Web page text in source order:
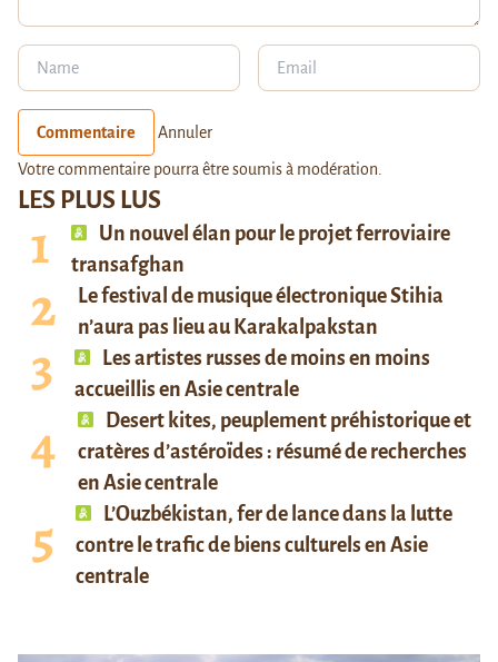
LES PLUS LUS
Un nouvel élan pour le projet ferroviaire
transafghan
Le festival de musique électronique Stihia
n’aura pas lieu au Karakalpakstan
Les artistes russes de moins en moins
accueillis en Asie centrale
Desert kites, peuplement préhistorique et
cratères d’astéroïdes : résumé de recherches
en Asie centrale
L’Ouzbékistan, fer de lance dans la lutte
contre le trafic de biens culturels en Asie
centrale
Commentaire Annuler
Votre commentaire pourra être soumis à modération.